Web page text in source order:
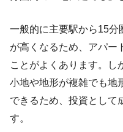
一般的に主要駅から15分
が高くなるため、アパー
ことがよくあります。し
小地や地形が複雑でも地
できるため、投資として
す。